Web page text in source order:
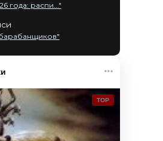
года: распи..."
TOP